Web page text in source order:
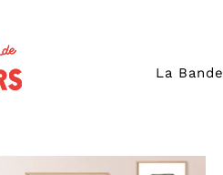
La Bande